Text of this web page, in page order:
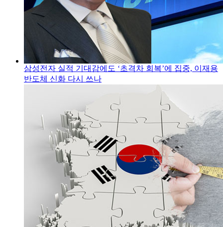
삼성전자 실적 기대감에도 ‘초격차 회복’에 집중, 이재용
반도체 신화 다시 쓰나